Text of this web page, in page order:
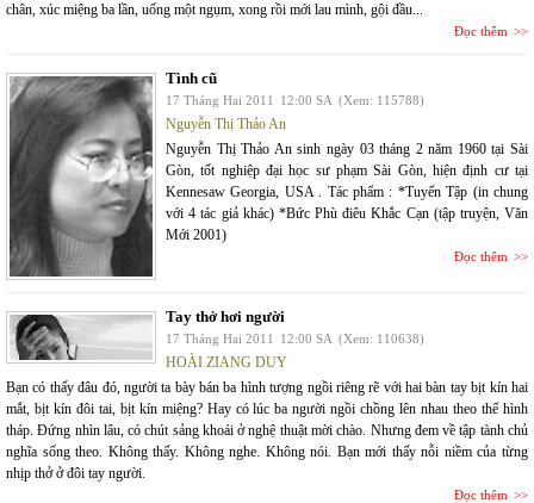
chân, xúc miệng ba lần, uống một ngụm, xong rồi mới lau mình, gội đầu...
Đọc thêm
Tình cũ
17 Tháng Hai 2011 12:00 SA (Xem: 115788)
Nguyễn Thị Thảo An
Nguyễn Thị Thảo An sinh ngày 03 tháng 2 năm 1960 tại Sài
Gòn, tốt nghiệp đại học sư phạm Sài Gòn, hiện định cư tại
Kennesaw Georgia, USA . Tác phẩm : *Tuyển Tập (in chung
với 4 tác giả khác) *Bức Phù điêu Khắc Cạn (tập truyện, Văn
Mới 2001)
Đọc thêm
Tay thở hơi người
17 Tháng Hai 2011 12:00 SA (Xem: 110638)
HOÀI ZIANG DUY
Bạn có thấy đâu đó, người ta bày bán ba hình tượng ngồi riêng rẽ với hai bàn tay bịt kín hai
mắt, bịt kín đôi tai, bịt kín miệng? Hay có lúc ba người ngồi chồng lên nhau theo thể hình
tháp. Đứng nhìn lâu, có chút sảng khoái ở nghệ thuật mời chào. Nhưng đem về tập tành chủ
nghĩa sống theo. Không thấy. Không nghe. Không nói. Bạn mới thấy nỗi niềm của từng
nhịp thở ở đôi tay người.
Đọc thêm